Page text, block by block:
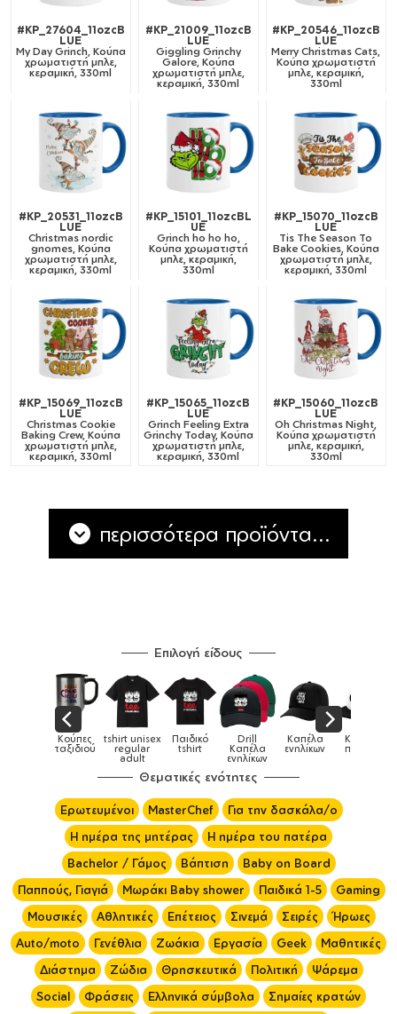
#KP_27604_11ozcB
LUE
My Day Grinch, Κούπα
χρωματιστή μπλε,
κεραμική, 330ml
#KP_21009_11ozcB
LUE
Giggling Grinchy
Galore, Κούπα
χρωματιστή μπλε,
κεραμική, 330ml
#KP_20546_11ozcB
LUE
Merry Christmas Cats,
Κούπα χρωματιστή
μπλε, κεραμική,
330ml
#KP_20531_11ozcB
LUE
Christmas nordic
gnomes, Κούπα
χρωματιστή μπλε,
κεραμική, 330ml
#KP_15101_11ozcBL
UE
Grinch ho ho ho,
Κούπα χρωματιστή
μπλε, κεραμική,
330ml
#KP_15070_11ozcB
LUE
Tis The Season To
Bake Cookies, Κούπα
χρωματιστή μπλε,
κεραμική, 330ml
#KP_15069_11ozcB
LUE
Christmas Cookie
Baking Crew, Κούπα
χρωματιστή μπλε,
κεραμική, 330ml
#KP_15065_11ozcB
LUE
Grinch Feeling Extra
Grinchy Today, Κούπα
χρωματιστή μπλε,
κεραμική, 330ml
#KP_15060_11ozcB
LUE
Oh Christmas Night,
Κούπα χρωματιστή
μπλε, κεραμική,
330ml
περισσότερα προϊόντα...
Επιλογή είδους
Παιδικό
tshirt
Drill
Καπέλα
ενηλίκων
Καπέλα
ενηλίκων
Καπέλα
παιδικά Κούπες Κούπες
Θεματικές ενότητες
Ερωτευμένοι MasterChef
Για την δασκάλα/ο
Η ημέρα της μητέρας
Η ημέρα του πατέρα
Bachelor / Γάμος
Βάπτιση
Baby on Board
Παππούς, Γιαγιά
Μωράκι Baby shower Παιδικά 1-5
Gaming
Μουσικές
Αθλητικές Επέτειος Σινεμά Σειρές
Ήρωες
Auto/moto
Γενέθλια Ζωάκια Εργασία Geek
Μαθητικές
Διάστημα
Ζώδια Θρησκευτικά Πολιτική
Ψάρεμα
Social
Φράσεις Ελληνικά σύμβολα
Σημαίες κρατών